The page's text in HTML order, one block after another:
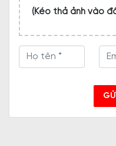
(Kéo thả ảnh vào